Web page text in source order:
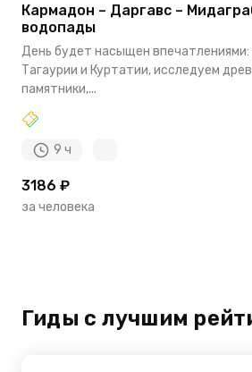
Кармадон – Даргавс –
водопады
День будет насыщен
Тагаурии и Куртатии, исследуем
памятники,...
9 ч
3186 ₽
за человека
Гиды с лучшим